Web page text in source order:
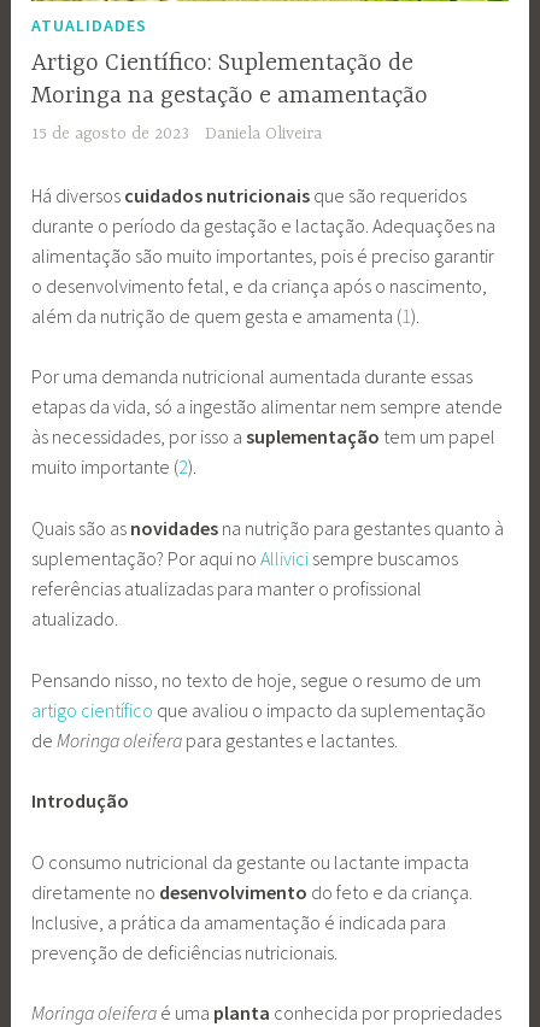
ATUALIDADES
Artigo Científico: Suplementação de
Moringa na gestação e amamentação
15 de agosto de 2023 Daniela Oliveira
Há diversos cuidados nutricionais que são requeridos
durante o período da gestação e lactação. Adequações na
alimentação são muito importantes, pois é preciso garantir
o desenvolvimento fetal, e da criança após o nascimento,
além da nutrição de quem gesta e amamenta (1).
Por uma demanda nutricional aumentada durante essas
etapas da vida, só a ingestão alimentar nem sempre atende
às necessidades, por isso asuplementação tem um papel
muito importante (2).
Quais são as novidades na nutrição para gestantes quanto à
suplementação? Por aqui noAllivici sempre buscamos
referências atualizadas para manter o profissional
atualizado.
Pensando nisso, no texto de hoje, segue o resumo de um
artigo científico que avaliou o impacto da suplementação
de Moringa oleifera para gestantes e lactantes.
Introdução
O consumo nutricional da gestante ou lactante impacta
diretamente no desenvolvimento do feto e da criança.
Inclusive, a prática da amamentação é indicada para
prevenção de deficiências nutricionais.
Moringa oleifera é uma planta conhecida por propriedades